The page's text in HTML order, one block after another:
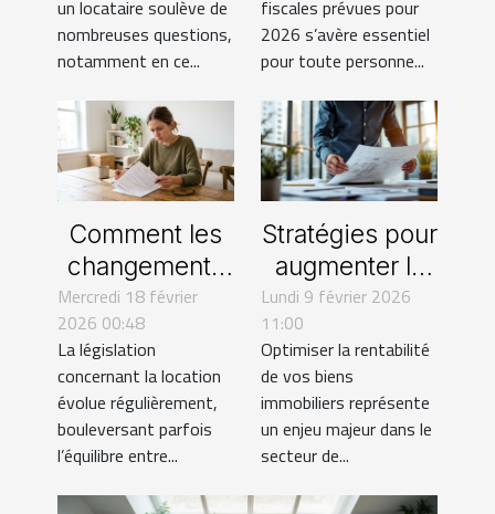
un locataire soulève de
nombreuses questions,
notamment en ce...
en 2026
fiscales prévues pour
2026 s’avère essentiel
pour toute personne...
Comment les
changements
récents
affectent-ils
les droits des
locataires ?
Mercredi 18 février
2026 00:48
La législation
concernant la location
évolue régulièrement,
bouleversant parfois
l’équilibre entre...
Stratégies pour
augmenter la
rentabilité de
vos biens
immobiliers
Lundi 9 février 2026
11:00
Optimiser la rentabilité
de vos biens
immobiliers représente
un enjeu majeur dans le
secteur de...